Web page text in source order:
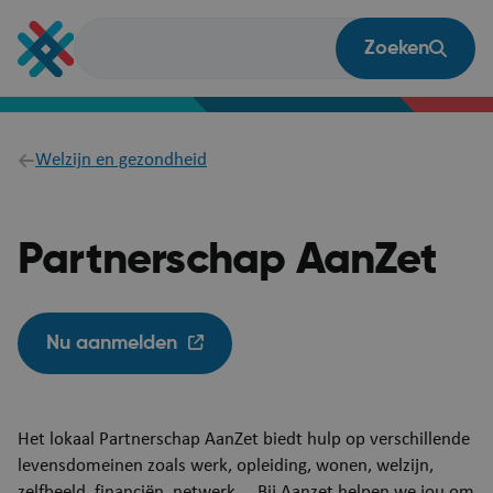
en
naar
inhoud
Zoeken
Breadcrumb
Welzijn en gezondheid
Partnerschap AanZet
Nu aanmelden
Het lokaal Partnerschap AanZet biedt hulp op verschillende
levensdomeinen zoals werk, opleiding, wonen, welzijn,